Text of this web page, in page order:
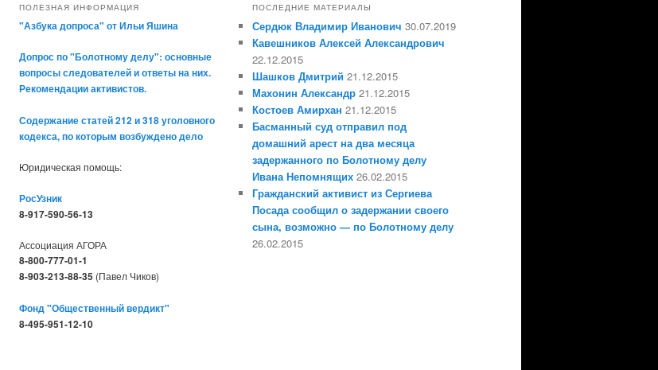
ПОЛЕЗНАЯ ИНФОРМАЦИЯ
"Азбука допроса" от Ильи Яшина
Допрос по "Болотному делу": основные
вопросы следователей и ответы на них.
Рекомендации активистов.
Содержание статей 212 и 318 уголовного
кодекса, по которым возбуждено дело
Юридическая помощь:
РосУзник
8-917-590-56-13
Ассоциация АГОРА
8-800-777-01-1
8-903-213-88-35 (Павел Чиков)
Фонд "Общественный вердикт"
8-495-951-12-10
ПОСЛЕДНИЕ МАТЕРИАЛЫ
Сердюк Владимир Иванович 30.07.2019
Кавешников Алексей Александрович
22.12.2015
Шашков Дмитрий 21.12.2015
Махонин Александр 21.12.2015
Костоев Амирхан 21.12.2015
Басманный суд отправил под
домашний арест на два месяца
задержанного по Болотному делу
Ивана Непомнящих 26.02.2015
Гражданский активист из Сергиева
Посада сообщил о задержании своего
сына, возможно — по Болотному делу
26.02.2015